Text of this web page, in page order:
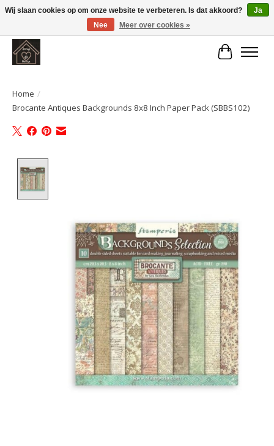
Large selection of products and fast shipping!
Home /
Brocante Antiques Backgrounds 8x8 Inch Paper Pack (SBBS102)
Wij slaan cookies op om onze website te verbeteren. Is dat akkoord?
Ja
Nee
Meer over cookies »